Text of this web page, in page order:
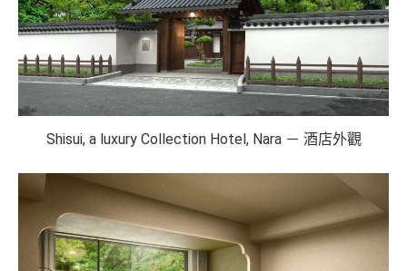
Shisui, a luxury Collection Hotel, Nara － 酒店外觀